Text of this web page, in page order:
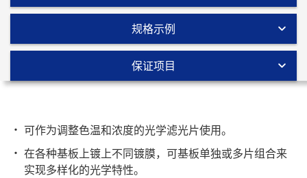
规格示例
保证项目
可作为调整色温和浓度的光学滤光片使用。
在各种基板上镀上不同镀膜，可基板单独或多片组合来
实现多样化的光学特性。